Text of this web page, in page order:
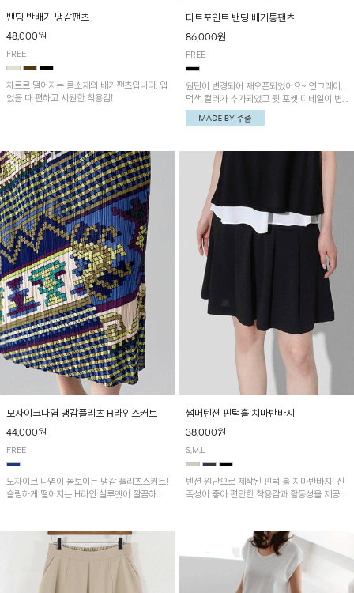
밴딩 반배기 냉감팬츠
48,000원
FREE
차르르 떨어지는 쿨소재의 배기팬츠입니다. 입
었을 때 편하고 시원한 착용감!
다트포인트 밴딩 배기통팬츠
86,000원
FREE
원단이 변경되어 재오픈되었어요~ 연그레이,
먹색 컬러가 추가되었고 뒷 포켓 디테일이 변
경되었습니다~가볍고 시원하게 착용되는 배
기통팬츠! 허리밴딩과 여유로운 통으로 편안해
모자이크나염 냉감플리츠 H라인스커트
44,000원
FREE
모자이크 나염이 돋보이는 냉감 플리츠스커트!
슬림하게 떨어지는 H라인 실루엣이 깔끔하고
성을 더했어요~
썸머텐션 핀턱훌 치마반바지
38,000원
S,M,L
텐션 원단으로 제작된 핀턱 훌 치마반바지! 신
축성이 좋아 편안한 착용감과 활동성을 제공하